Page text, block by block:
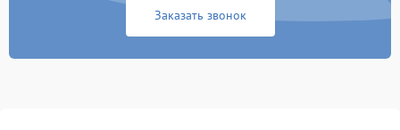
Не работают сенсорные
Заказать звонок